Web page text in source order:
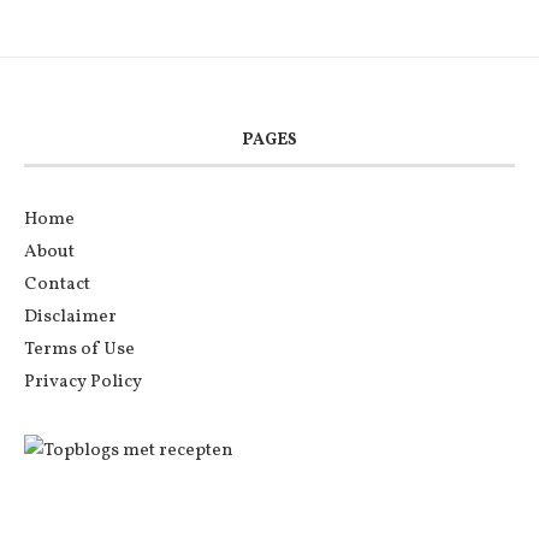
PAGES
Home
About
Contact
Disclaimer
Terms of Use
Privacy Policy